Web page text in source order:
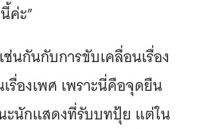
ค่ะ”
นกันกับการขับเคลื่อนเรื่อง
รื่องเพศ เพราะนี่คือจุดยืน
ะนักแสดงที่รับบทปุ้ย แต่ใน